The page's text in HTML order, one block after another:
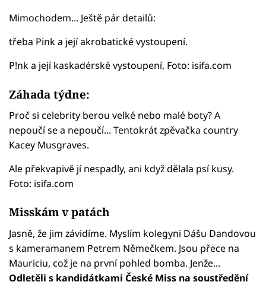
Mimochodem... Ještě pár detailů:
třeba Pink a její akrobatické vystoupení.
P!nk a její kaskadérské vystoupení, Foto: isifa.com
Záhada týdne:
Proč si celebrity berou velké nebo malé boty? A
nepoučí se a nepoučí... Tentokrát zpěvačka country
Kacey Musgraves.
Ale překvapivě jí nespadly, ani když dělala psí kusy.
Foto: isifa.com
Misskám v patách
Jasně, že jim závidíme. Myslím kolegyni Dášu Dandovou
s kameramanem Petrem Němečkem. Jsou přece na
Mauriciu, což je na první pohled bomba. Jenže...
Odletěli s kandidátkami České Miss na soustředění